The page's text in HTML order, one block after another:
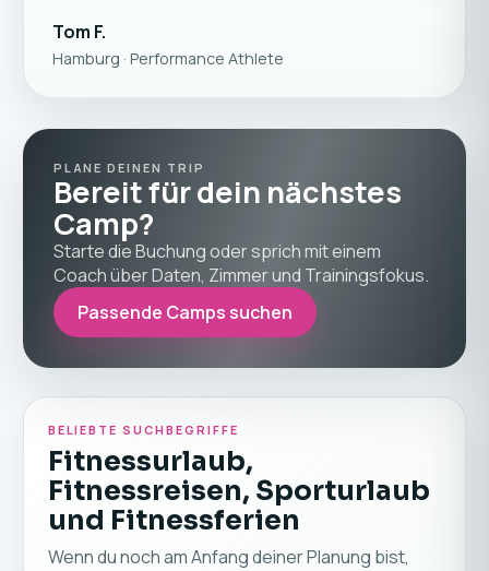
Tom F.
Hamburg · Performance Athlete
PLANE DEINEN TRIP
Bereit für dein nächstes
Camp?
Starte die Buchung oder sprich mit einem
Coach über Daten, Zimmer und Trainingsfokus.
Passende Camps suchen
BELIEBTE SUCHBEGRIFFE
Fitnessurlaub,
Fitnessreisen, Sporturlaub
und Fitnessferien
Wenn du noch am Anfang deiner Planung bist,